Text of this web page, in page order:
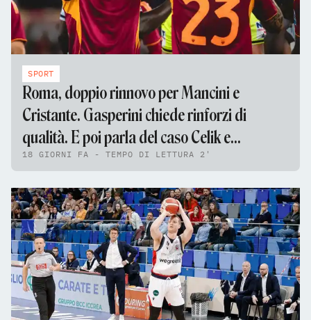
SPORT
Roma, doppio rinnovo per Mancini e
Cristante. Gasperini chiede rinforzi di
qualità. E poi parla del caso Celik e
Pellegrini
18 GIORNI FA - TEMPO DI LETTURA 2'